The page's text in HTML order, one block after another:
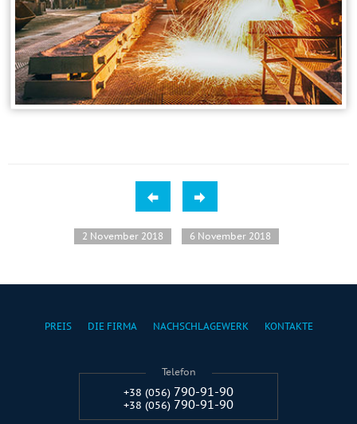
2 November 2018 6 November 2018
PREIS DIE FIRMA NACHSCHLAGEWERK KONTAKTE
Telefon
+38 (056) 790-91-90
+38 (056) 790-91-90